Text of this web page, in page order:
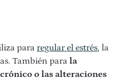
para regular el estrés, la
También para la
o las alteraciones